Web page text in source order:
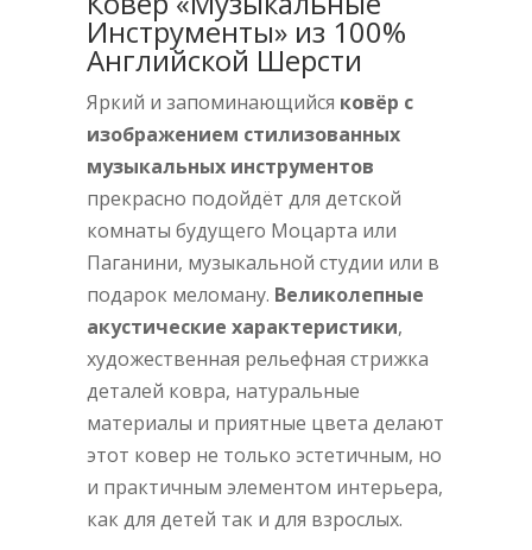
Инструменты» из 100%
Английской Шерсти
Яркий и запоминающийся ковёр с
изображением стилизованных
музыкальных инструментов
прекрасно подойдёт для детской
комнаты будущего Моцарта или
Паганини, музыкальной студии или в
подарок меломану. Великолепные
акустические характеристики,
художественная рельефная стрижка
деталей ковра, натуральные
материалы и приятные цвета делают
этот ковер не только эстетичным, но
и практичным элементом интерьера,
как для детей так и для взрослых.